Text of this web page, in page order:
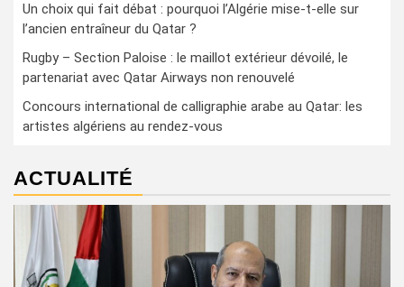
Un choix qui fait débat : pourquoi l’Algérie mise-t-elle sur
l’ancien entraîneur du Qatar ?
Rugby – Section Paloise : le maillot extérieur dévoilé, le
partenariat avec Qatar Airways non renouvelé
Concours international de calligraphie arabe au Qatar: les
artistes algériens au rendez-vous
ACTUALITÉ